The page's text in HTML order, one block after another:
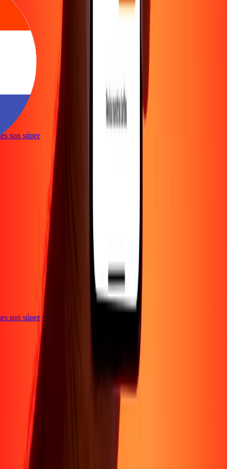
son súper
son súper
Acerca de
Conviértete en agenteConviértete en socio
Conviértete en socio estratégico
Carreras Promociones
Transferencia internacional de dinero
Soporte
Política de privacidad
Aviso de cookies
condiciones
Presentar una